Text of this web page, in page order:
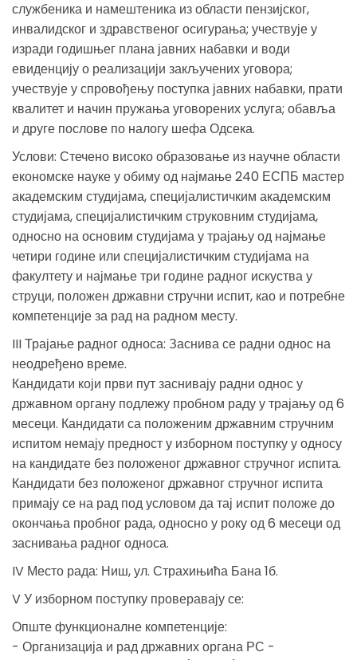
службеника и намештеника из области пензијског,
инвалидског и здравственог осигурања; учествује у
изради годишњег плана јавних набавки и води
евиденцију о реализацији закључених уговора;
учествује у спровођењу поступка јавних набавки, прати
квалитет и начин пружања уговорених услуга; обавља
и друге послове по налогу шефа Одсека.
Услови: Стечено високо образовање из научне области
економске науке у обиму од најмање 240 ЕСПБ мастер
академским студијама, специјалистичким академским
студијама, специјалистичким струковним студијама,
односно на основим студијама у трајању од најмање
четири године или специјалистичким студијама на
факултету и најмање три године радног искуства у
струци, положен државни стручни испит, као и потребне
компетенције за рад на радном месту.
III Трајање радног односа: Заснива се радни однос на
неодређено време.
Кандидати који први пут заснивају радни однос у
државном органу подлежу пробном раду у трајању од 6
месеци. Кандидати са положеним државним стручним
испитом немају предност у изборном поступку у односу
на кандидате без положеног државног стручног испита.
Кандидати без положеног државног стручног испита
примају се на рад под условом да тај испит положе до
окончања пробног рада, односно у року од 6 месеци од
заснивања радног односа.
IV Место рада: Ниш, ул. Страхињића Бана 1б.
V У изборном поступку проверавају се:
Опште функционалне компетенције:
- Организација и рад државних органа РС -